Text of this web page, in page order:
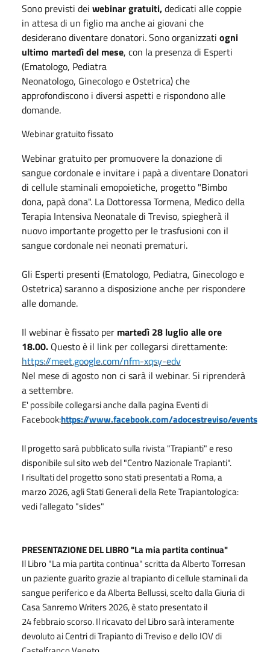
Sono previsti dei webinar gratuiti,dedicati alle coppie
in attesa di un figlio ma anche ai giovani che
desiderano diventare donatori. Sono organizzati ogni
ultimo martedì del mese, con la presenza di Esperti
(Ematologo, Pediatra
Neonatologo, Ginecologo e Ostetrica) che
approfondiscono i diversi aspetti e rispondono alle
domande.
Webinar gratuito fissato
Webinar gratuito per promuovere la donazione di
sangue cordonale e invitare i papà a diventare Donatori
di cellule staminali emopoietiche, progetto "Bimbo
dona, papà dona". La Dottoressa Tormena, Medico della
Terapia Intensiva Neonatale di Treviso, spiegherà il
nuovo importante progetto per le trasfusioni con il
sangue cordonale nei neonati prematuri.
Gli Esperti presenti (Ematologo, Pediatra, Ginecologo e
Ostetrica) saranno a disposizione anche per rispondere
alle domande.
Il webinar è fissato per martedì 28 luglio alle ore
18.00. Questo è il link per collegarsi direttamente:
https://meet.google.com/nfm-xqsy-edv
Nel mese di agosto non ci sarà il webinar. Si riprenderà
a settembre.
E' possibile collegarsi anche dalla pagina Eventi di
Facebook:https://www.facebook.com/adocestreviso/events
Il progetto sarà pubblicato sulla rivista "Trapianti" e reso
disponibile sul sito web del "Centro Nazionale Trapianti".
I risultati del progetto sono stati presentati a Roma, a
marzo 2026, agli Stati Generali della Rete Trapiantologica:
vedi l'allegato "slides"
PRESENTAZIONE DEL LIBRO "La mia partita continua"
Il Libro "La mia partita continua" scritta da Alberto Torresan
un paziente guarito grazie al trapianto di cellule staminali da
sangue periferico e da Alberta Bellussi, scelto dalla Giuria di
Casa Sanremo Writers 2026, è stato presentato il
24febbraioscorso.Il ricavato del Libro sarà interamente
devoluto ai Centri di Trapianto di Treviso e dello IOV di